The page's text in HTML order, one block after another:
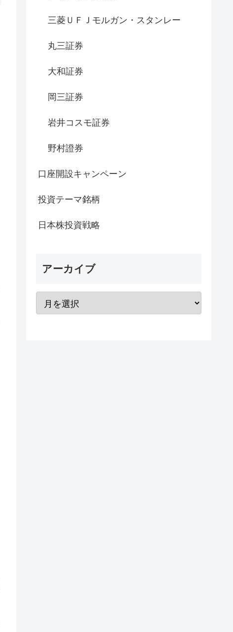
三菱ＵＦＪモルガン・スタンレー
丸三証券
大和証券
岡三証券
岩井コスモ証券
野村證券
口座開設キャンペーン
投資テーマ銘柄
日本株投資戦略
アーカイブ